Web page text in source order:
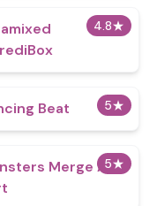
4.8★
5★
Beat
5★
Merge And